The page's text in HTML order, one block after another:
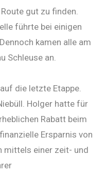
gut zu finden.
führte bei einigen
kamen alle am
Schleuse an.
die letzte Etappe.
Holger hatte für
Rabatt beim
Ersparnis von
mittels einer zeit- und